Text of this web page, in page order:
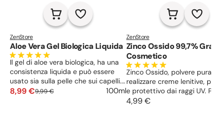
ZenStore
Aloe Vera Gel Biologica Liquida
Il gel di aloe vera biologica, ha una
consistenza liquida e può essere
usato sia sulla pelle che sui capelli.
Vanta proprietà antinfiammatorie,
8,99 €9,99 € 100ml
ZenStore
Zinco Ossido 99,7%
Cosmetico
Zinco Ossido, polvere pura
realizzare creme lenitive,
e protettivo dai raggi UV.
coprente bianco matto per
4,99 €